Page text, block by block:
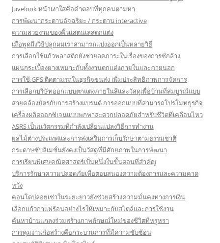
Juvelook หน้าเงาใสคือคำตอบที่ทุกคนตามหา
การพัฒนากระดานอัจฉริยะ / กระดาน interactive
ความสวยงามของคิ้วแสตนเลสตกแต่ง
เมื่อพูดถึงวิธีปลูกผมเราสามารถแบ่งออกเป็นหลายวิธี
การเลือกใช้แก้วพลาสติกยังช่วยลดภาระในเรื่องของการซักล้าง
แผ่นกระเบื้องยางเหมาะกับทั้งงานตกแต่งภายในและภายนอก
การใช้ GPS ติดตามรถในธุรกิจขนส่ง เพิ่มประสิทธิภาพการจัดการ
การเลือกบริษัทออกแบบตกแต่งภายในสีและวัสดุเพื่อบ้านที่สมบูรณ์แบบ
สายคล้องบัตรกับการสร้างแบรนด์ การออกแบบที่สามารถโปรโมทธุรกิจ
เครื่องผลิตออกซิเจนแบบพกพาสะดวกปลอดภัยสำหรับชีวิตที่เคลื่อนไหว
ASRS เป็นนวัตกรรมที่กำลังเปลี่ยนแปลงวิธีการทำงาน
ผลไม้ต่างประเทศและการส่งเสริมการเก็บรักษาตามธรรมชาติ
กระดาษซับลิเมชั่นยังคงเป็นวัสดุที่มีศักยภาพในการพัฒนา
การเรียนพิเศษคณิตศาสตร์เป็นหนึ่งในขั้นตอนที่สำคัญ
บริการรักษาความปลอดภัยเพื่อตอบสนองความต้องการและความคาด
หวัง
คอนโดปล่อยเช่าในระยะยาวยังช่วยสร้างความมั่นคงทางการเงิน
เลือกแก้วกาแฟร้อนอย่างไรให้เหมาะกับสไตล์และการใช้งาน
ค้นหาบ้านแกลงร่วมสร้างภาพลักษณ์ใหม่ของชีวิตที่หรูหรา
การคุมงานก่อสร้างคือกระบวนการที่มีความซับซ้อน